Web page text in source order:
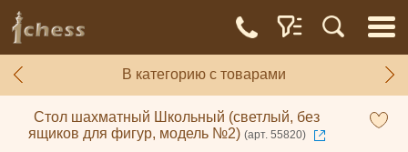
В категорию с товарами
Стол шахматный Школьный (светлый, без
ящиков для фигур, модель №2) (арт. 55820)